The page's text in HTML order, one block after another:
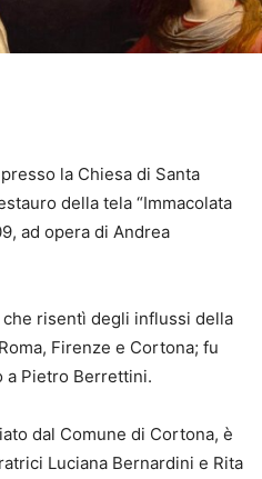
la Chiesa di Santa
della tela “Immacolata
ad opera di Andrea
risentì degli influssi della
Firenze e Cortona; fu
a Pietro Berrettini.
dal Comune di Cortona, è
Luciana Bernardini e Rita